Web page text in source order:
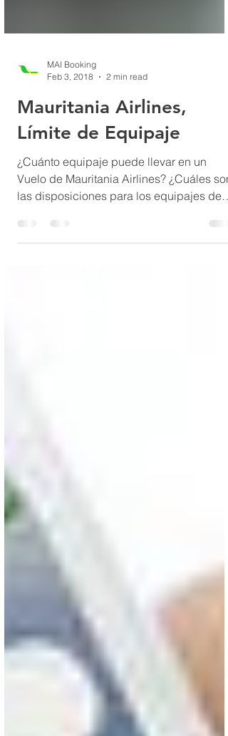
Feb 3, 2018
2 min read
Mauritania Airlines,
Límite de Equipaje
¿Cuánto equipaje puede llevar en un
Vuelo de Mauritania Airlines? ¿Cuáles son
las disposiciones para los equipajes de